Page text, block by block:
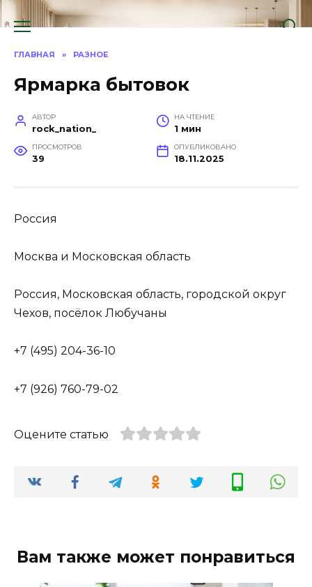
Перейти
к
ГЛАВНАЯ » РАЗНОЕ
Ярмарка бытовок
АВТОР
rock_nation_
НА ЧТЕНИЕ
1 мин
ПРОСМОТРОВ
39
ОПУБЛИКОВАНО
18.11.2025
Россия
Москва и Московская область
Россия, Московская область, городской округ
Чехов, посёлок Любучаны
+7 (495) 204-36-10
+7 (926) 760-79-02
Оцените статью
Вам также может понравиться